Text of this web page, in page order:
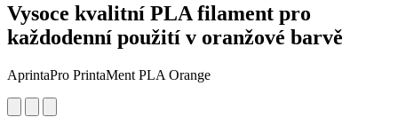
Vysoce kvalitní PLA filament pro
každodenní použití v oranžové barvě
AprintaPro PrintaMent PLA Orange